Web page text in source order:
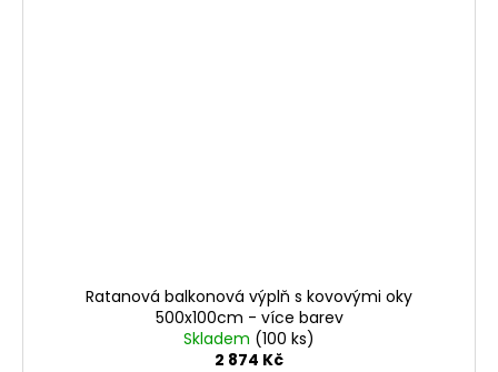
Ratanová balkonová výplň s kovovými oky
500x100cm - více barev
Skladem (100 ks)
2 874 Kč